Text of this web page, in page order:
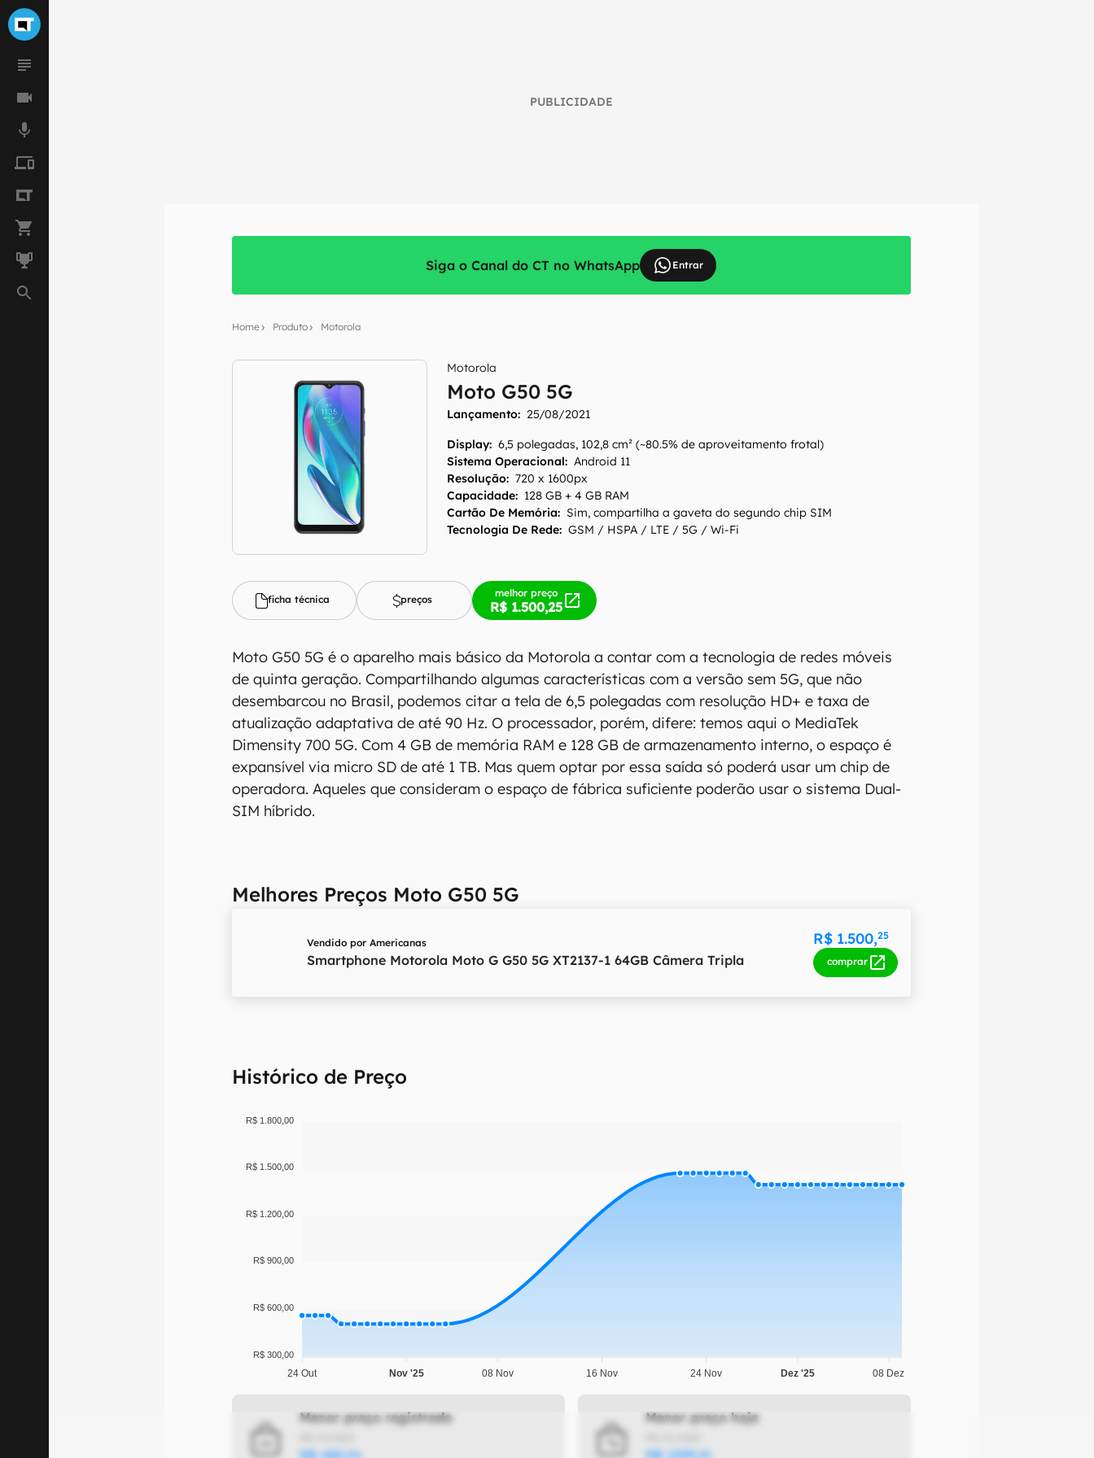
PUBLICIDADE
Siga o Canal do CT no WhatsApp Entrar
Home Produto Motorola
Motorola
Moto G50 5G
Lançamento: 25/08/2021
Display: 6,5 polegadas, 102,8 cm² (~80.5% de aproveitamento frotal)
Sistema Operacional: Android 11
Resolução: 720 x 1600px
Capacidade: 128 GB + 4 GB RAM
Cartão De Memória: Sim, compartilha a gaveta do segundo chip SIM
Tecnologia De Rede: GSM / HSPA / LTE / 5G / Wi-Fi
ficha técnica preços
melhor preço
R$ 1.500,25
Moto G50 5G é o aparelho mais básico da Motorola a contar com a tecnologia de redes móveis
de quinta geração. Compartilhando algumas características com a versão sem 5G, que não
desembarcou no Brasil, podemos citar a tela de 6,5 polegadas com resolução HD+ e taxa de
atualização adaptativa de até 90 Hz. O processador, porém, difere: temos aqui o MediaTek
Dimensity 700 5G. Com 4 GB de memória RAM e 128 GB de armazenamento interno, o espaço é
expansível via micro SD de até 1 TB. Mas quem optar por essa saída só poderá usar um chip de
operadora. Aqueles que consideram o espaço de fábrica suficiente poderão usar o sistema Dual-
SIM híbrido.
Melhores Preços Moto G50 5G
Vendido porAmericanas
Smartphone Motorola Moto G G50 5G XT2137-1 64GB Câmera Tripla
R$ 1.500,25
comprar
Histórico de Preço
R$ 1.800,00
R$ 1.500,00
R$ 1.200,00
R$ 900,00
R$ 600,00
R$ 300,00
24 Out Nov '25 08 Nov 16 Nov 24 Nov Dez '25 08 Dez
Menor preço registrado
R$483,04
Menor preço hoje
R$ 1399,26